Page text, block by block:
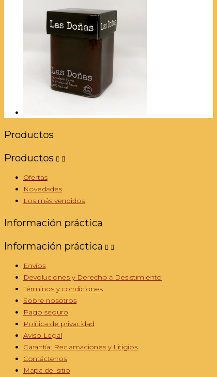
Productos
Productos  
Ofertas
Novedades
Los más vendidos
Información práctica
Información práctica  
Envíos
Devoluciones y Derecho a Desistimiento
Términos y condiciones
Sobre nosotros
Pago seguro
Política de privacidad
Aviso Legal
Garantía, Reclamaciones y Litigios
Contáctenos
Mapa del sitio